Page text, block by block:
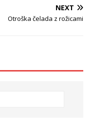
NEXT
Otroška čelada z rožicami